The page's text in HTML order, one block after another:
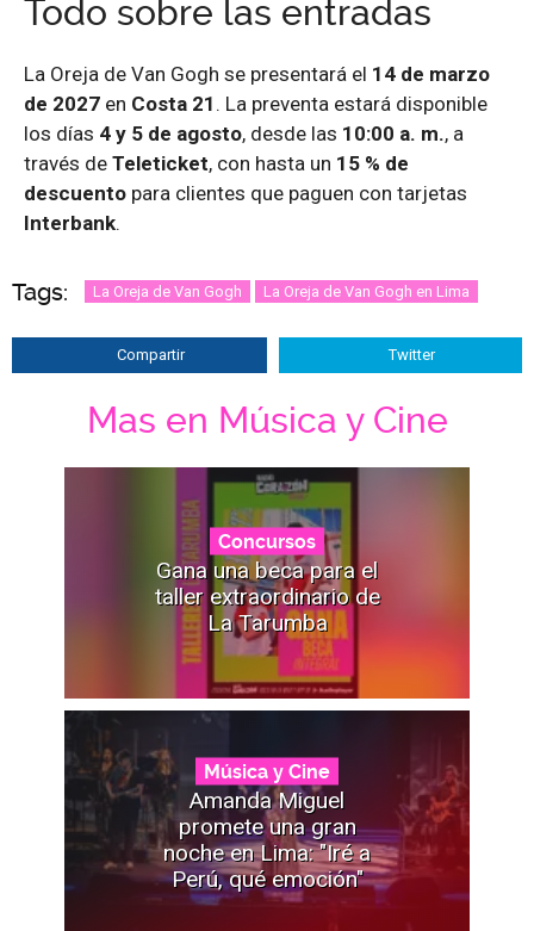
Todo sobre las entradas
La Oreja de Van Gogh se presentará el 14 de marzo
de 2027 en Costa 21 . La preventa estará disponible
los días 4 y 5 de agosto, desde las 10:00 a. m., a
través de Teleticket, con hasta un 15 % de
descuento para clientes que paguen con tarjetas
Interbank.
Tags: La Oreja de Van Gogh La Oreja de Van Gogh en Lima
Compartir Twitter
Mas en Música y Cine
Concursos
Gana una beca para el
taller extraordinario de
La Tarumba
Música y Cine
Amanda Miguel
promete una gran
noche en Lima: "Iré a
Perú, qué emoción"